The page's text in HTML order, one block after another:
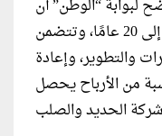
لبوابة “الوطن” أن
اتفاقية الشراكة ستصل مدتها إلى 20 عامًا، وتتضمن
والتطوير، وإعادة
من الأرباح يحصل